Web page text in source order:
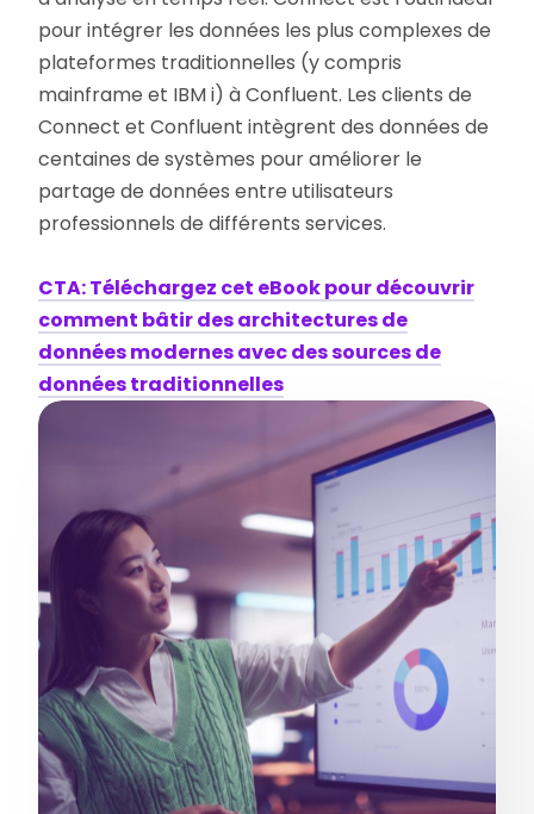
pour intégrer les données les plus complexes de
plateformes traditionnelles (y compris
mainframe et IBM i) à Confluent. Les clients de
Connect et Confluent intègrent des données de
centaines de systèmes pour améliorer le
partage de données entre utilisateurs
professionnels de différents services.
CTA: Téléchargez cet eBook pour découvrir
comment bâtir des architectures de
données modernes avec des sources de
données traditionnelles